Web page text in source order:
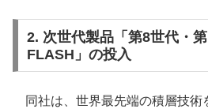
2. 次世代製品「第8世代・
FLASH」の投入
同社は、世界最先端の積層技術